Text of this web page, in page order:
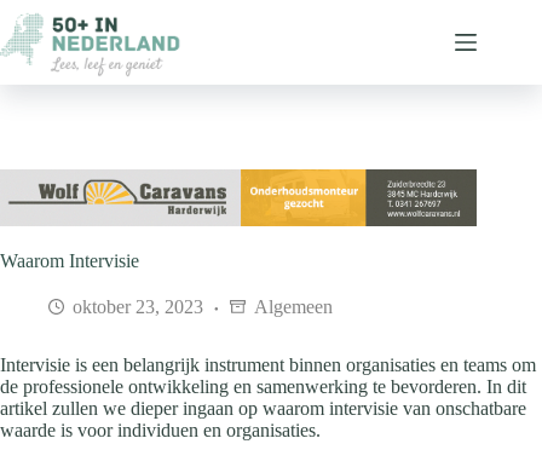
naar
de
inhoud
Waarom Intervisie
oktober 23, 2023 Algemeen
Intervisie is een belangrijk instrument binnen organisaties en teams om
de professionele ontwikkeling en samenwerking te bevorderen. In dit
artikel zullen we dieper ingaan op waarom intervisie van onschatbare
waarde is voor individuen en organisaties.